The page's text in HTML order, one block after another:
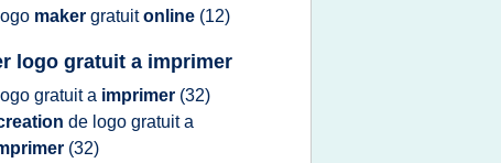
logo maker gratuitonline (12)
logo gratuit a imprimer
logo gratuita imprimer (32)
de logo gratuita
(32)